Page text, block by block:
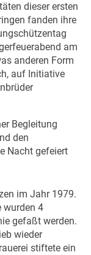
dieser ersten
fanden ihre
am
anderen Form
auf Initiative
Begleitung
den
Nacht gefeiert
im Jahr 1979.
wurden 4
gefaßt werden.
wieder
stiftete ein